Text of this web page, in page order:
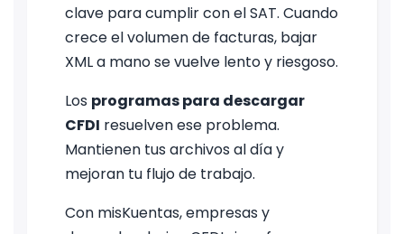
clave para cumplir con el SAT. Cuando
crece el volumen de facturas, bajar
XML a mano se vuelve lento y riesgoso.
Los programas para descargar
CFDI resuelven ese problema.
Mantienen tus archivos al día y
mejoran tu flujo de trabajo.
Con misKuentas, empresas y